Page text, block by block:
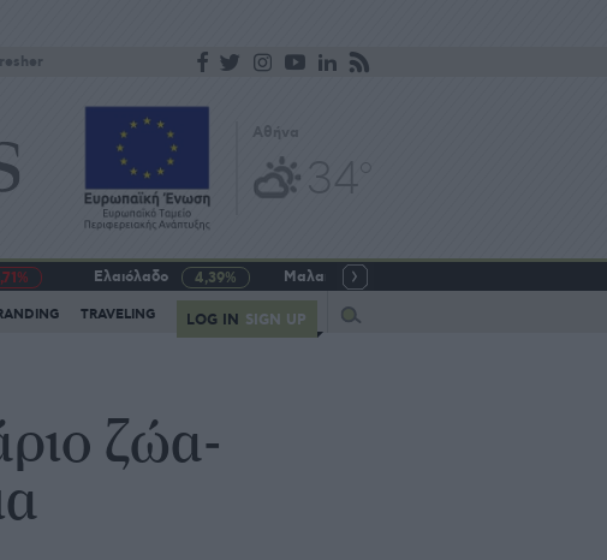
Ελαιόλαδο 4,39% Μαλακό σιτάρι
TRAVELING LOG IN SIGN UP
ζώα-